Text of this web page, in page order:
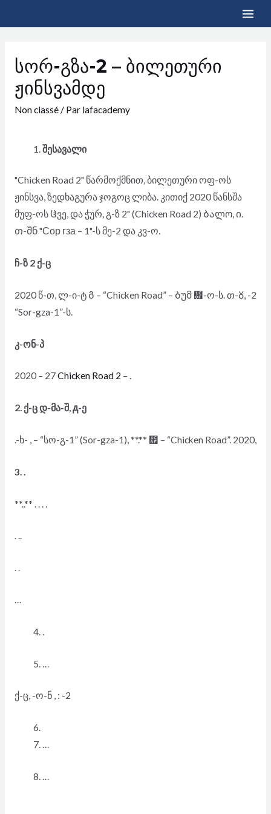
სორ-გზა-2 – ბილეთური
ჟინსვამდე
Non classé/ Par lafacademy
შესავალი
"Chicken Road 2" წარმოქმნით, ბილეთური ოფ-ოს
ჟინსვა, ზედხაგურა ჯოგოც ლიბა. კითიქ 2020 წანსშა
მუფ-ოს Ჱვე, და ჭურ, გ-ზ 2" (Chicken Road 2) Ბალო, ი.
თ-შნ "Сор гза – 1"-ს მე-2 და კვ-ო.
ჩ-ზ 2 ქ-ც
2020 წ-თ, ლ-ი-ტ Გ – “Chicken Road” – Ბუმ ᲏-ო-ს. თ-ᲈ, -2
“Sor-gza-1”-ს.
კ-ონ-პ
2020 – 27Chicken Road 2 – .
2. ქ-ც დ-მა-შ, ᲁ-ე
.-ხ- , – “სო-გ-1” (Sor-gza-1), **.** ᲏ – “Chicken Road”. 2020,
3. .
**..** . . . .
. ..
. .
…
.
…
ქ-ც, -ო-ნ , : -2
…
…